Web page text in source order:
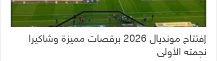
إفتتاح مونديال 2026 برقصات مميزة وشاكيرا
نجمته الأولى